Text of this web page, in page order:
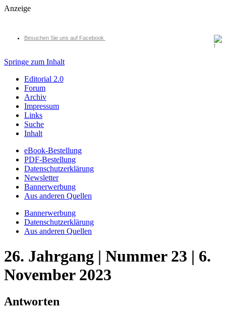
Anzeige
Besuchen Sie uns auf Facebook
Springe zum Inhalt
Editorial 2.0
Forum
Archiv
Impressum
Links
Suche
Inhalt
eBook-Bestellung
PDF-Bestellung
Datenschutzerklärung
Newsletter
Bannerwerbung
Aus anderen Quellen
Bannerwerbung
Datenschutzerklärung
Aus anderen Quellen
26. Jahrgang | Nummer 23 | 6.
November 2023
Antworten